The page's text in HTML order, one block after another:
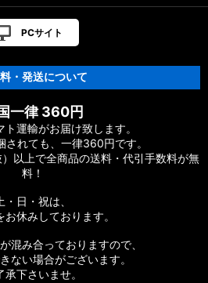
PCサイト
・発送について
一律 360円
ト運輸がお届け致します。
されても、一律360円です。
以上で全商品の送料・代引手数料が無
料！
・日・祝は、
お休みしております。
混み合っておりますので、
ない場合がございます。
承下さいませ。